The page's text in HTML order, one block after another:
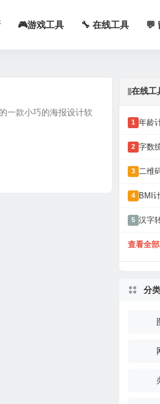
🎮游戏工具 🔧 在线工具 💬
一款小巧的海报设计软
在线工
1 年龄
2 字数
3 二维
4 BMI
5 汉字
查看全
分